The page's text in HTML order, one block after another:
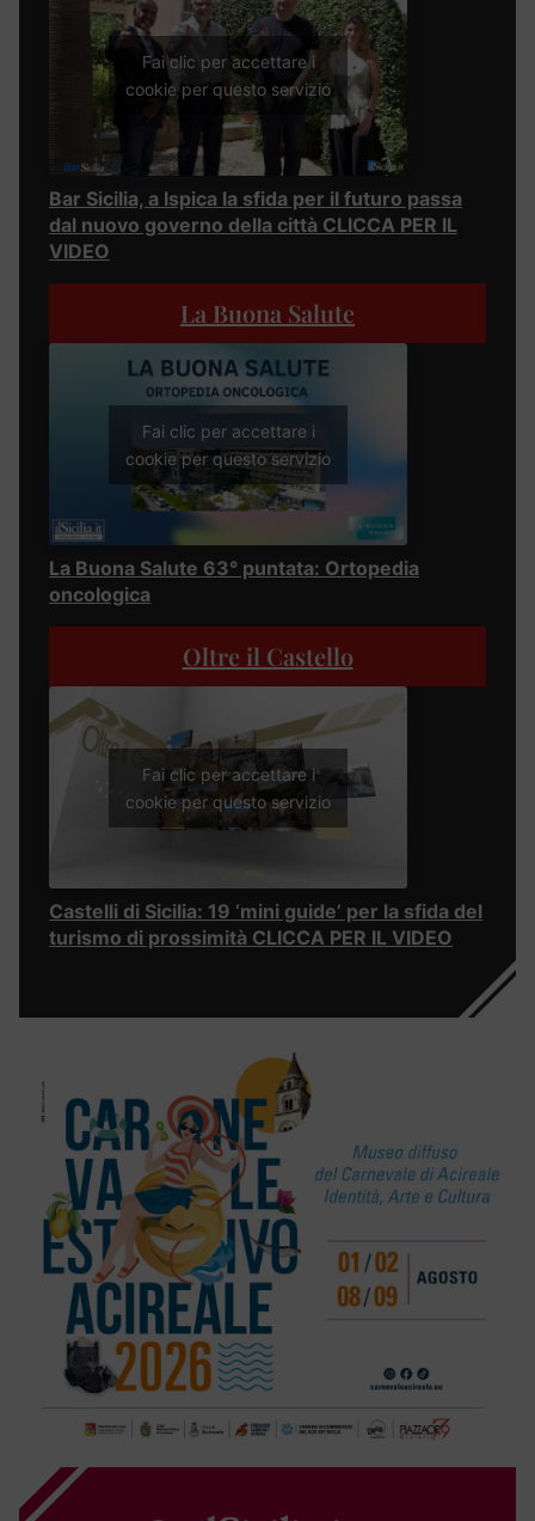
Fai clic per accettare i
cookie per questo servizio
Bar Sicilia, a Ispica la sfida per il futuro passa
dal nuovo governo della città CLICCA PER IL
VIDEO
La Buona Salute
Fai clic per accettare i
cookie per questo servizio
La Buona Salute 63° puntata: Ortopedia
oncologica
Oltre il Castello
Fai clic per accettare i
cookie per questo servizio
Castelli di Sicilia: 19 ‘mini guide’ per la sfida del
turismo di prossimità CLICCA PER IL VIDEO